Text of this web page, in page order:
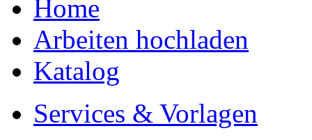
Home
Arbeiten hochladen
Katalog
Services & Vorlagen